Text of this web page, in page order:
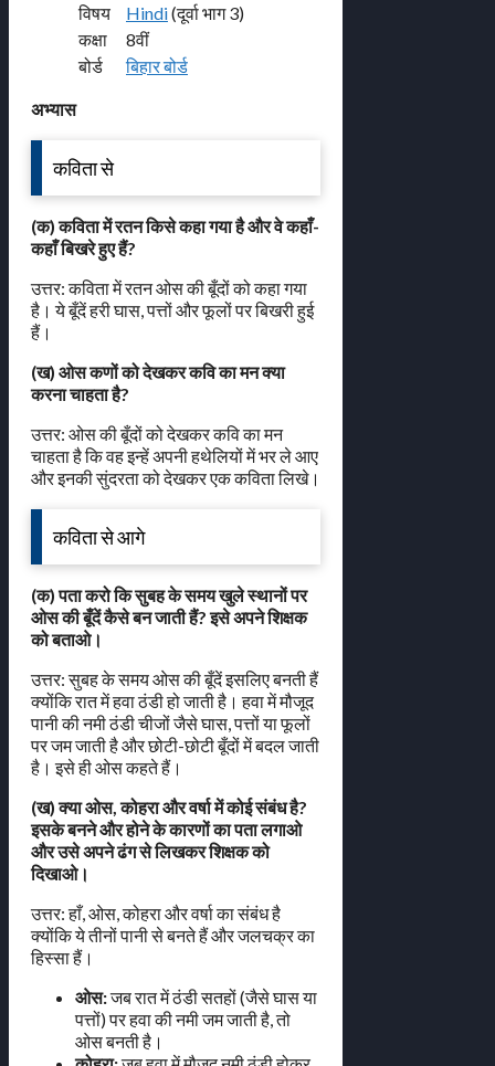
विषय
Hindi(दूर्वा भाग 3)
कक्षा
8वीं
बोर्ड
बिहार बोर्ड
अभ्यास
कविता से
(क) कविता में रतन किसे कहा गया है और वे कहाँ-
कहाँ बिखरे हुए हैं?
उत्तर: कविता में रतन ओस की बूँदों को कहा गया
है। ये बूँदें हरी घास, पत्तों और फूलों पर बिखरी हुई
हैं।
(ख) ओस कणों को देखकर कवि का मन क्या
करना चाहता है?
उत्तर: ओस की बूँदों को देखकर कवि का मन
चाहता है कि वह इन्हें अपनी हथेलियों में भर ले आए
और इनकी सुंदरता को देखकर एक कविता लिखे।
कविता से आगे
(क) पता करो कि सुबह के समय खुले स्थानों पर
ओस की बूँदें कैसे बन जाती हैं? इसे अपने शिक्षक
को बताओ।
उत्तर: सुबह के समय ओस की बूँदें इसलिए बनती हैं
क्योंकि रात में हवा ठंडी हो जाती है। हवा में मौजूद
पानी की नमी ठंडी चीजों जैसे घास, पत्तों या फूलों
पर जम जाती है और छोटी-छोटी बूँदों में बदल जाती
है। इसे ही ओस कहते हैं।
(ख) क्या ओस, कोहरा और वर्षा में कोई संबंध है?
इसके बनने और होने के कारणों का पता लगाओ
और उसे अपने ढंग से लिखकर शिक्षक को
दिखाओ।
उत्तर: हाँ, ओस, कोहरा और वर्षा का संबंध है
क्योंकि ये तीनों पानी से बनते हैं और जलचक्र का
हिस्सा हैं।
ओस:जब रात में ठंडी सतहों (जैसे घास या
पत्तों) पर हवा की नमी जम जाती है, तो
ओस बनती है।